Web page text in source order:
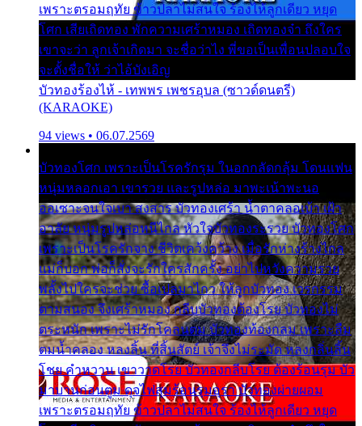
เพราะตรอมฤทัย ข้าวปลาไม่สนใจ ร้องไห้ลูกเดียว หยุด
โศก เสียเถิดทอง พักความเศร้าหมอง เถิดทองจ๋า ถึงใคร
เขาจะว่า ลูกเจ้าเกิดมา จะชื่อว่าไง พี่ขอเป็นเพื่อนปลอบใจ
จะตั้งชื่อให้ ว่าไอ้บังเอิญ
บัวทองร้องไห้ - เทพพร เพชรอุบล (ซาวด์ดนตรี)
(KARAOKE)
94 views • 06.07.2569
บัวทองโศก เพราะเป็นโรครักรุม ในอกกลัดกลุ้ม โดนแฟน
หนุ่มหลอกเอา เขารวย และรูปหล่อ มาพะเน้าพะนอ
ออเซาะจนใจเบา สงสาร บัวทองเศร้า น้ำตาคลอเบ้า เฝ้า
อาลัย หนุ่มรูปหล่อหนีไกล หัวใจบัวทองระรวย บัวทองโศก
เพราะเป็นโรครักจาง ชีวิตเคว้งคว้าง เมื่อรักห่างร้างไกล
แม่ก็บอก พ่อก็สั่งจะรักใครสักครั้ง อย่าไปหวังความรวย
พลั้งไปใครจะช่วย ซื้อเปลมาไกว ให้ลูกบัวทอง เวรกรรม
ตามสนอง จึงเศร้าหมอง กลีบบัวทองต้องโรย บัวทองไม่
ตระหนัก เพราะไม่รักโคลนตม บัวทองท้องกลม เพราะลืม
ตมน้ำคลอง หลงลิ้น ที่สิ้นสัตย์ เจ้าจึงไม่ระมัด หลงกลิ่นลิ้น
โชย คำหวาน เขาวาดโรย บัวทองกลีบโรย ต้องร้อนรุม บัว
มาบานก่อนตูม ดุจไฟสุมร้อนรุมอุรา บัวทองผ่ายผอม
เพราะตรอมฤทัย ข้าวปลาไม่สนใจ ร้องไห้ลูกเดียว หยุด